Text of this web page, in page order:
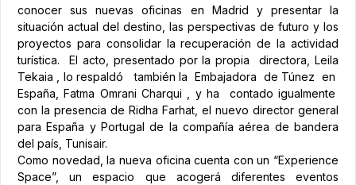
conocer sus nuevas oficinas en Madrid y presentar la
situación actual del destino, las perspectivas de futuro y los
proyectos para consolidar la recuperación de la actividad
turística. El acto, presentado por la propia directora, Leila
Tekaia , lo respaldó también la Embajadora de Túnez en
España, Fatma Omrani Charqui , y ha contado igualmente
con la presencia de Ridha Farhat, el nuevo director general
para España y Portugal de la compañía aérea de bandera
del país, Tunisair.
Como novedad, la nueva oficina cuenta con un “Experience
Space”, un espacio que acogerá diferentes eventos